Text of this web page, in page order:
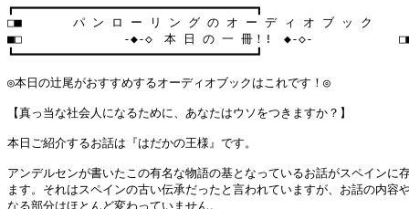
┏━━━━━━━━━━━━━━━━━━━━━━━━━━━━━━━━━┓
□■       パ ン ロ ー リ ン グ の オ ー デ ィ オ ブ ッ ク
■□　        　 　-◆-◇　本 日 の 一 冊！!　◆-◇- 　 　　　　　
┗━━━━━━━━━━━━━━━━━━━━━━━━━━━━━━━━━┛
◎本日の辻尾がおすすめするオーディオブックはこれです！◎
【真っ当な社会人になるために、あなたはウソをつきますか？】
本日ご紹介するお話は『はだかの王様』です。
アンデルセンが書いたこの有名な物語の基となっているお話がスペインに
ます。それはスペインの古い伝承だったと言われていますが、お話の内容
なる部分はほとんど変わっていません。